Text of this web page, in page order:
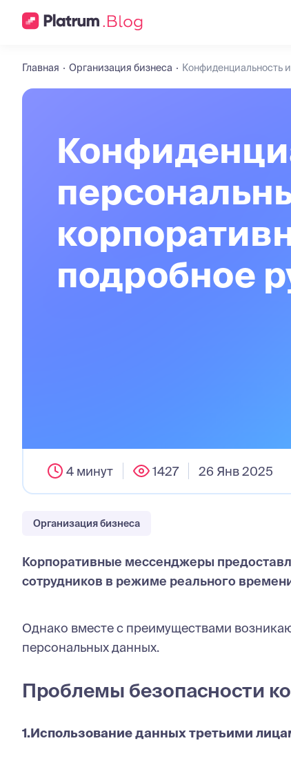
Главная Организация бизнеса Конфиденциальность
подробное
4 минут 1427 26 Янв 2025
Организация бизнеса
Корпоративные мессенджеры
сотрудников в режиме реального
Однако вместе с преимуществами
персональных данных.
Проблемы безопасности
1.Использование данных третьими